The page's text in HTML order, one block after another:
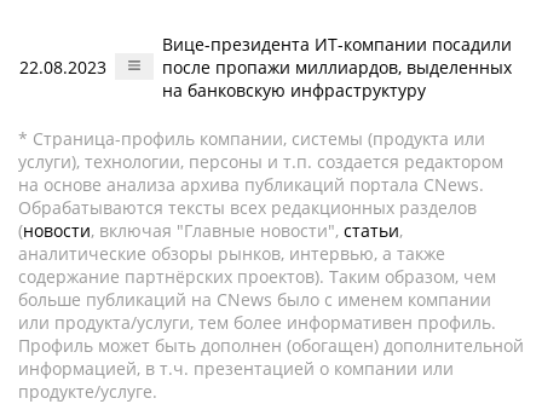
22.08.2023
Вице-президента ИТ-компании посадили
после пропажи миллиардов, выделенных
на банковскую инфраструктуру
* Страница-профиль компании, системы (продукта или
услуги), технологии, персоны и т.п. создается редактором
на основе анализа архива публикаций портала CNews.
Обрабатываются тексты всех редакционных разделов
(новости, включая "Главные новости", статьи,
аналитические обзоры рынков, интервью, а также
содержание партнёрских проектов). Таким образом, чем
больше публикаций на CNews было с именем компании
или продукта/услуги, тем более информативен профиль.
Профиль может быть дополнен (обогащен) дополнительной
информацией, в т.ч. презентацией о компании или
продукте/услуге.